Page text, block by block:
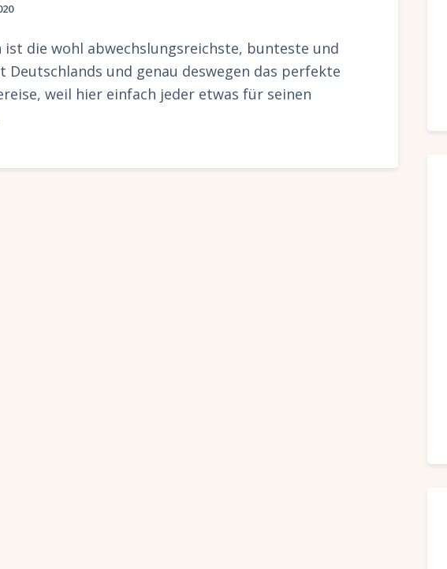
ist die wohl abwechslungsreichste, bunteste und
Deutschlands und genau deswegen das perfekte
weil hier einfach jeder etwas für seinen